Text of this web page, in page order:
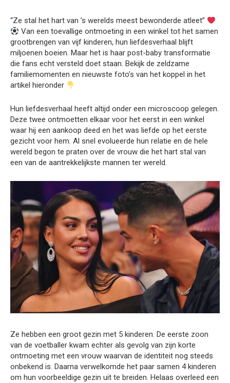
“Ze stal het hart van ’s werelds meest bewonderde atleet”
Van een toevallige ontmoeting in een winkel tot het samen
grootbrengen van vijf kinderen, hun liefdesverhaal blijft
miljoenen boeien. Maar het is haar post-baby transformatie
die fans echt versteld doet staan. Bekijk de zeldzame
familiemomenten en nieuwste foto’s van het koppel in het
artikel hieronder
Hun liefdesverhaal heeft altijd onder een microscoop gelegen.
Deze twee ontmoetten elkaar voor het eerst in een winkel
waar hij een aankoop deed en het was liefde op het eerste
gezicht voor hem. Al snel evolueerde hun relatie en de hele
wereld begon te praten over de vrouw die het hart stal van
een van de aantrekkelijkste mannen ter wereld.
Ze hebben een groot gezin met 5 kinderen. De eerste zoon
van de voetballer kwam echter als gevolg van zijn korte
ontmoeting met een vrouw waarvan de identiteit nog steeds
onbekend is. Daarna verwelkomde het paar samen 4 kinderen
om hun voorbeeldige gezin uit te breiden. Helaas overleed een